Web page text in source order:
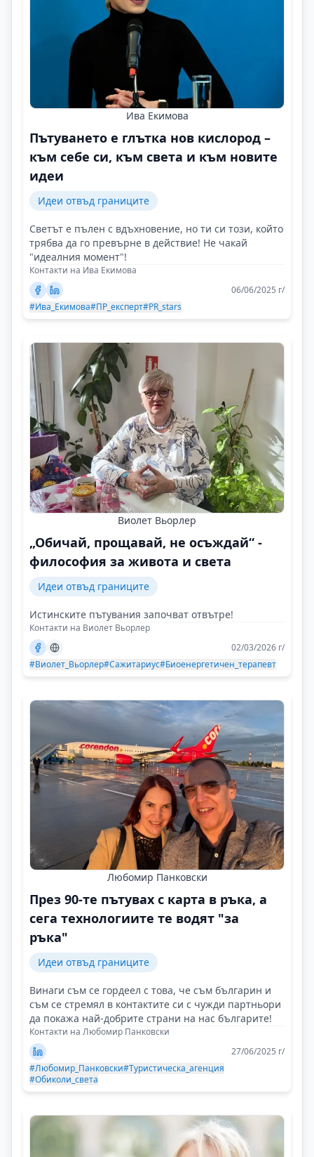
Ива Екимова
Пътуването е глътка нов кислород –
към себе си, към света и към новите
идеи
Идеи отвъд границите
Светът е пълен с вдъхновение, но ти си този, който
трябва да го превърне в действие! Не чакай
"идеалния момент"!
Контакти на Ива Екимова
06/06/2025 г/
#Ива_Екимова#ПР_експерт#PR_stars
Виолет Вьорлер
„Обичай, прощавай, не осъждай“ -
философия за живота и света
Идеи отвъд границите
Истинските пътувания започват отвътре!
Контакти на Виолет Вьорлер
02/03/2026 г/
#Виолет_Вьорлер#Сажитариус#Биоенергетичен_терапевт
Любомир Панковски
През 90-те пътувах с карта в ръка, а
сега технологиите те водят "за
ръка"
Идеи отвъд границите
Винаги съм се гордеел с това, че съм българин и
съм се стремял в контактите си с чужди партньори
да покажа най-добрите страни на нас българите!
Контакти на Любомир Панковски
27/06/2025 г/
#Любомир_Панковски#Туристическа_агенция
#Обиколи_света